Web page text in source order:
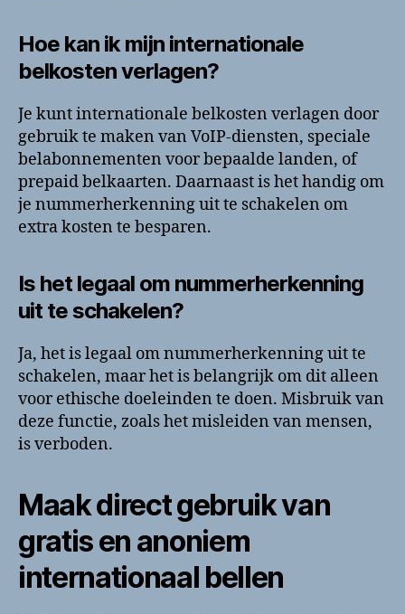
Hoe kan ik mijn internationale
belkosten verlagen?
Je kunt internationale belkosten verlagen door
gebruik te maken van VoIP-diensten, speciale
belabonnementen voor bepaalde landen, of
prepaid belkaarten. Daarnaast is het handig om
je nummerherkenning uit te schakelen om
extra kosten te besparen.
Is het legaal om nummerherkenning
uit te schakelen?
Ja, het is legaal om nummerherkenning uit te
schakelen, maar het is belangrijk om dit alleen
voor ethische doeleinden te doen. Misbruik van
deze functie, zoals het misleiden van mensen,
is verboden.
Maak direct gebruik van
gratis en anoniem
internationaal bellen